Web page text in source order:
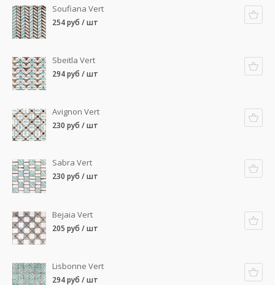
Soufiana Vert
254 руб / шт
Sbeitla Vert
294 руб / шт
Avignon Vert
230 руб / шт
Sabra Vert
230 руб / шт
Bejaia Vert
205 руб / шт
Lisbonne Vert
294 руб / шт